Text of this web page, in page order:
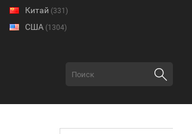
Китай (331)
США (1304)